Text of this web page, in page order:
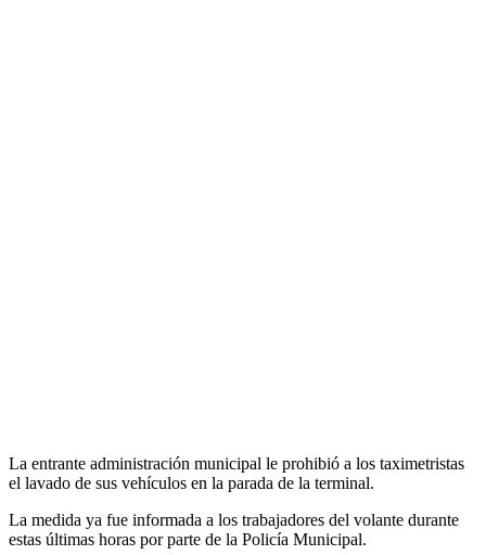
La entrante administración municipal le prohibió a los taximetristas
el lavado de sus vehículos en la parada de la terminal.
La medida ya fue informada a los trabajadores del volante durante
estas últimas horas por parte de la Policía Municipal.